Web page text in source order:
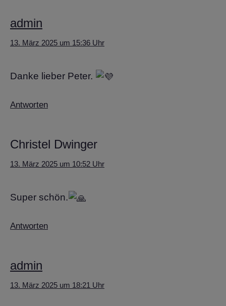
admin
13. März 2025 um 15:36 Uhr
Danke lieber Peter.
Antworten
Christel Dwinger
13. März 2025 um 10:52 Uhr
Super schön.
Antworten
admin
13. März 2025 um 18:21 Uhr